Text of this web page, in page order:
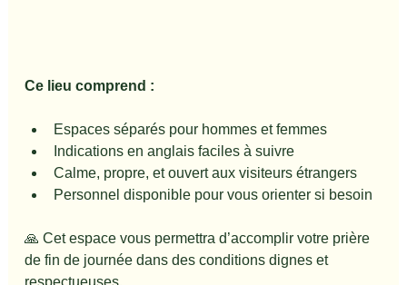
Ce lieu comprend :
Espaces séparés pour hommes et femmes
Indications en anglais faciles à suivre
Calme, propre, et ouvert aux visiteurs étrangers
Personnel disponible pour vous orienter si besoin
🙏 Cet espace vous permettra d’accomplir votre prière
de fin de journée dans des conditions dignes et